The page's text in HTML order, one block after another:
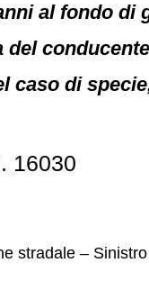
al fondo di
caso di
16030
stradale –